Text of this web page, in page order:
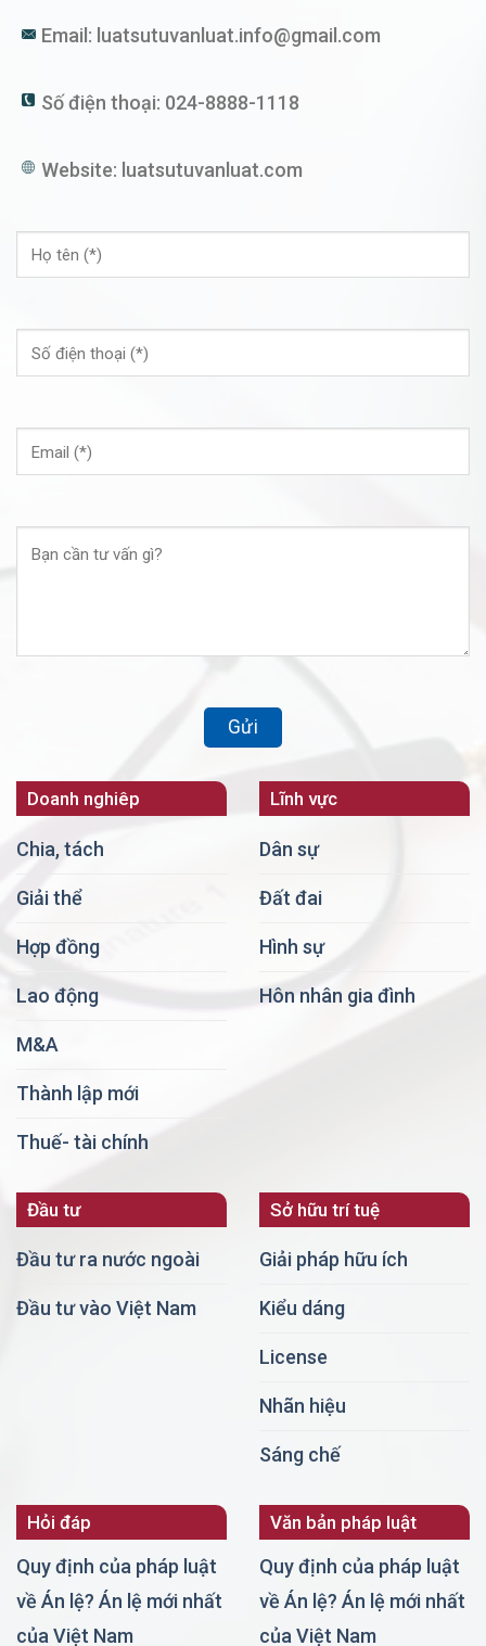
Email: luatsutuvanluat.info@gmail.com
Số điện thoại: 024-8888-1118
Website: luatsutuvanluat.com
Doanh nghiêp
Chia, tách
Giải thể
Hợp đồng
Lao động
M&A
Thành lập mới
Thuế- tài chính
Lĩnh vực
Dân sự
Đất đai
Hình sự
Hôn nhân gia đình
Đầu tư
Đầu tư ra nước ngoài
Đầu tư vào Việt Nam
Sở hữu trí tuệ
Giải pháp hữu ích
Kiểu dáng
License
Nhãn hiệu
Sáng chế
Hỏi đáp
Quy định của pháp luật
về Án lệ? Án lệ mới nhất
của Việt Nam
Văn bản pháp luật
Quy định của pháp luật
về Án lệ? Án lệ mới nhất
của Việt Nam